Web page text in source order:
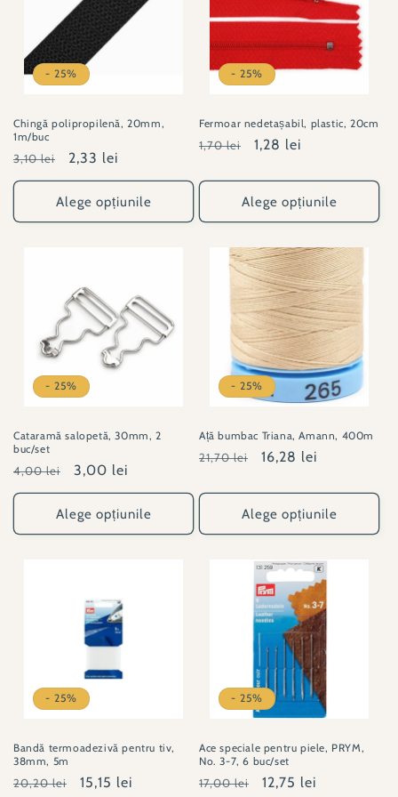
- 25%
Chingă polipropilenă, 20mm,
1m/buc
Preț
obișnuit
3,10 lei
Preț
redus
2,33 lei
Alege opțiunile
- 25%
Fermoar nedetașabil, plastic, 20cm
Preț
1,70 lei
Preț
1,28 lei
Alege opțiunile
- 25%
Cataramă salopetă, 30mm, 2
buc/set
Preț
obișnuit
4,00 lei
Preț
redus
3,00 lei
Alege opțiunile
- 25%
Ață bumbac Triana, Amann, 400m
Preț
21,70 lei
Preț
16,28 lei
Alege opțiunile
- 25%
Bandă termoadezivă pentru tiv,
38mm, 5m
Preț
20,20 lei
Preț
15,15 lei
- 25%
Ace speciale pentru piele, PRYM,
No. 3-7, 6 buc/set
Preț
17,00 lei
Preț
12,75 lei